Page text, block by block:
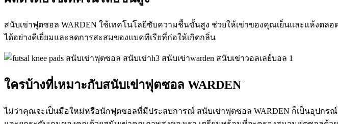
สนับเข่าฟุตซอล WARDEN ใช้เทคโนโลยีซับความชื้นขั้นสูง ช่วยให้เข่าของคุณเย็นและแห้งตล
ได้อย่างดีเยี่ยมและลดการสะสมของแบคทีเรียที่ก่อให้เกิดกลิ่น
ใครบ้างที่เหมาะกับสนับเข่าฟุตซอล WARDEN
ไม่ว่าคุณจะเป็นมือใหม่หรือนักฟุตซอลที่มีประสบการณ์ สนับเข่าฟุตซอล WARDEN ก็เป็นอุปก